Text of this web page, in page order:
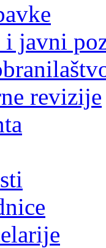
i javni
revizije